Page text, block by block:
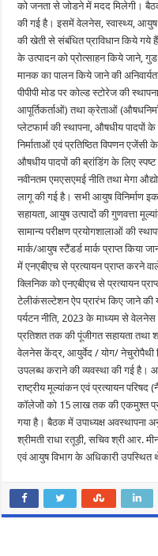
को जनता से जोडने में मदद मिलेगी।
की गई है। इसमें वेलनेस, स्वास्थ्य, आयुष
की खेती से संबंधित प्राविधान किये गये
के उत्पादन को प्रोत्साहन किये जाने,
मानक का पालन किये जाने की
पीपीपी मोड पर कोल्ड स्टोरेज की
आपूर्तिकर्ताओं) तथा क्रेताओं
प्लेटफार्म की स्थापना, औषधीय पादपों के
निर्माताओं एवं प्रतिष्ठित विपणन
औषधीय पादपों की ब्रांडिंग के लिए
नवीनतम एमएसएमई नीति तथा मेगा
लागू की गई है। सभी आयुष विनिर्माण
सहायता, आयुष उत्पादों की गुणवत्ता
सामान्य परीक्षण प्रयोगशालाओं की
मार्क/आयुष स्टैंडर्ड मार्क प्राप्त किया
में एनएबीएच से प्रत्यायन प्राप्त
क्लिनिक को एनएबीएच से प्रत्यायन
टेलीकंसल्टेशन ऐप प्रारंभ किए जाने की
पर्यटन नीति, 2023 के माध्यम से वेलनेस
प्रतिशत तक की पूंजीगत सहायता तथा
वेलनेस केंद्र, आयुर्वेद / योग/ नेचुरोपैथी
उपलब्ध कराने की व्यवस्था की गई है।
राष्ट्रीय मूल्यांकन एवं प्रत्यायन
कॉलेजों को 15 लाख तक की एकमुश्त
गया है। बैठक में उपाध्यक्ष अवस्थापना
श्रीमती राधा रतूड़ी, सचिव श्री आर.
एवं आयुष विभाग के अधिकारी उपस्थित